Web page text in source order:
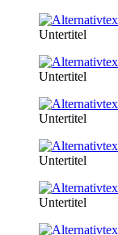
Untertitel
Untertitel
Untertitel
Untertitel
Untertitel